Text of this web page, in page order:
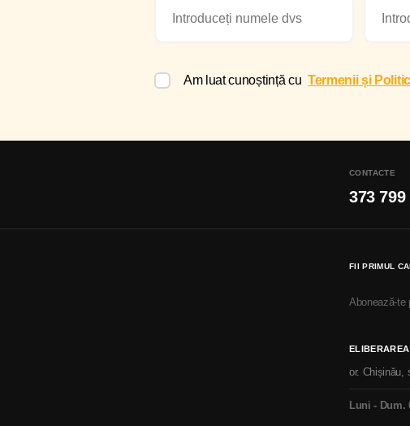
Am luat cunoștință cu Termenii și
CONTACTE
373 799
FII PRIMUL
Abonează-te
or. Chișinău,
Luni - Dum.